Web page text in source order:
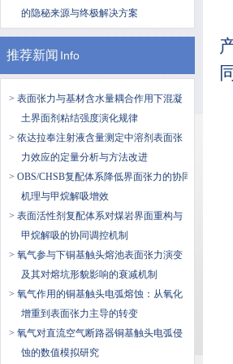
的隐秘来源与终极解决方案
推荐新闻 Info
> 表面张力与基材含水量耦合作用下混凝
土界面剂粘结强度演化规律
> 依达拉奉注射液含量测定中溶剂表面张
力效应的定量分析与方法改进
> OBS/CHSB复配体系降低界面张力的协同
机理与甲烷解吸增效
> 表面活性剂复配体系对煤岩界面重构与
甲烷解吸的协同调控机制
> 氧气参与下铜基触头熔池表面张力演变
及其对熔坑形貌影响的衰减机制
> 氧气作用的铜基触头电弧熔蚀：从氧化
增重到表面张力主导的转变
> 氧气对直流空气断路器铜基触头电弧侵
蚀的数值模拟研究